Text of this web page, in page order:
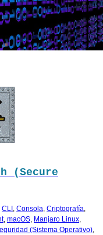
(Secure
CLI , Consola, Criptografía,
, macOS, Manjaro Linux,
(Sistema Operativo),